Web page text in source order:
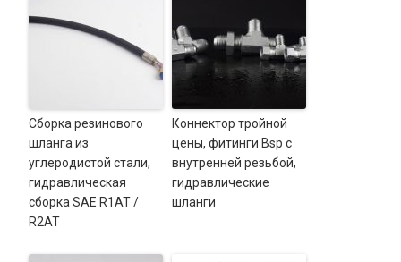
Сборка резинового
шланга из
углеродистой стали,
гидравлическая
сборка SAE R1AT /
R2AT
Коннектор тройной
цены, фитинги Bsp с
внутренней резьбой,
гидравлические
шланги